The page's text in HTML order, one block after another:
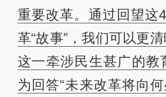
重要改革。通过回望这
革“故事”，我们可以更
这一牵涉民生甚广的教
为回答“未来改革将向